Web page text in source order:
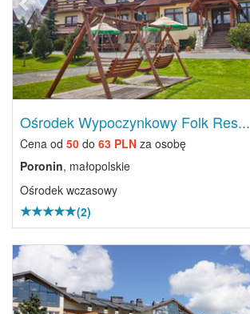
Ośrodek Wypoczynkowy Folk Res...
Cena od 50 do 63 PLN za osobę
Poronin, małopolskie
Ośrodek wczasowy
(2)
Previous